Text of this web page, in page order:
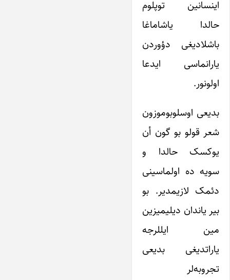
اینسانین توپلوم
حالدا یاشاماغا
باشلادیغی دؤوردن
یارانماسی ایدعا
اولونور.
بدیعی اوسلوبوموزون
شعر قولو بو گون أن
یوکسک حالدا و
سویه ده اولماسینی
دئمک لازیمدیر. بو
بیر یاندان دیلیمیزین
مین ایللرجه
یاراتدیغی بدیعی
تجروبه‌لر